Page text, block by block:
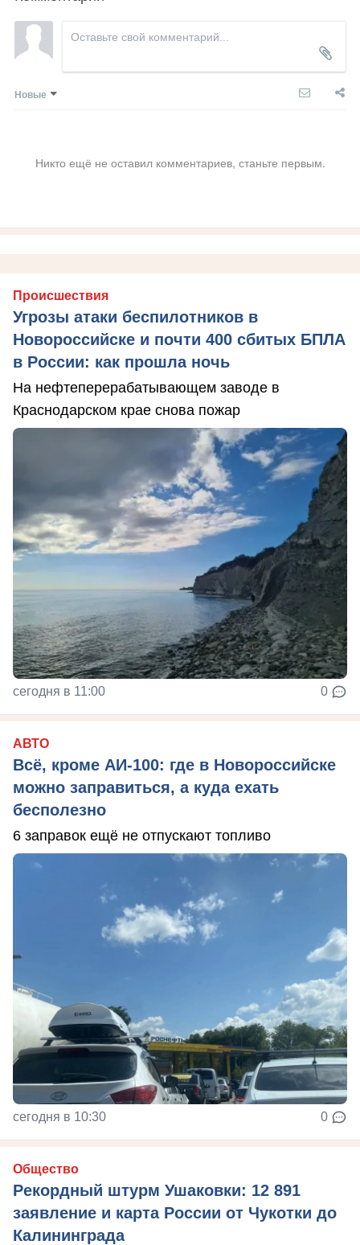
Новые
Никто ещё не оставил комментариев, станьте первым.
Происшествия
Угрозы атаки беспилотников в
Новороссийске и почти 400 сбитых БПЛА
в России: как прошла ночь
На нефтеперерабатывающем заводе в
Краснодарском крае снова пожар
сегодня в 11:00 0
АВТО
Всё, кроме АИ-100: где в Новороссийске
можно заправиться, а куда ехать
бесполезно
6 заправок ещё не отпускают топливо
сегодня в 10:30 0
Общество
Рекордный штурм Ушаковки: 12 891
заявление и карта России от Чукотки до
Калининграда